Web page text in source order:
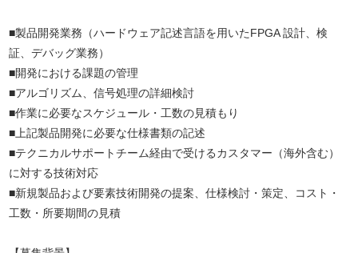
■製品開発業務（ハードウェア記述言語を用いたFPGA 設計、検
証、デバッグ業務）
■開発における課題の管理
■アルゴリズム、信号処理の詳細検討
■作業に必要なスケジュール・工数の見積もり
■上記製品開発に必要な仕様書類の記述
■テクニカルサポートチーム経由で受けるカスタマー（海外含む）
に対する技術対応
■新規製品および要素技術開発の提案、仕様検討・策定、コスト・
工数・所要期間の見積